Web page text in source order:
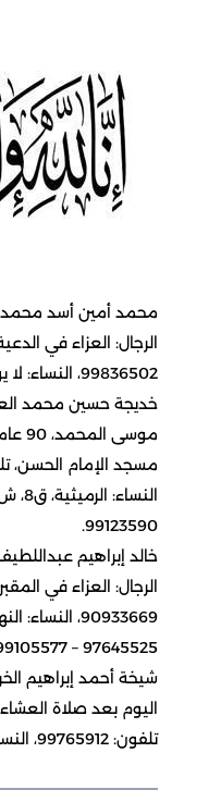
الرجال: العزاء في
99836502، النساء: لا يوجد عزاء.
خديجة حسين محمد
موسى
99123590.
97645525 – 99105577.
اليوم بعد صلاة
تلفون: 99765912، النساء: حطين، ق4، ش15، م5.